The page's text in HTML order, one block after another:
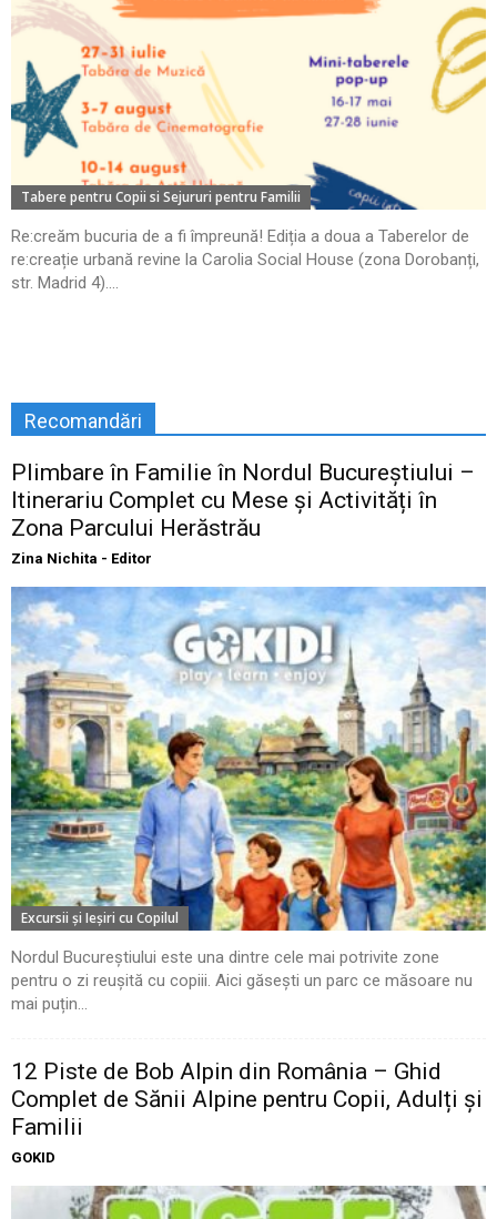
Tabere pentru Copii si Sejururi pentru Familii
Re:creăm bucuria de a fi împreună! Ediția a doua a Taberelor de
re:creație urbană revine la Carolia Social House (zona Dorobanți,
str. Madrid 4)....
Recomandări
Plimbare în Familie în Nordul Bucureștiului –
Itinerariu Complet cu Mese și Activități în
Zona Parcului Herăstrău
Zina Nichita - Editor
Excursii şi Ieşiri cu Copilul
Nordul Bucureștiului este una dintre cele mai potrivite zone
pentru o zi reușită cu copiii. Aici găsești un parc ce măsoare nu
mai puțin...
12 Piste de Bob Alpin din România – Ghid
Complet de Sănii Alpine pentru Copii, Adulți și
Familii
GOKID